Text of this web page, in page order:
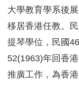
大學教育學系後
移居香港任教。
提琴學位，民國
52(1963)年回香
推廣工作，為香